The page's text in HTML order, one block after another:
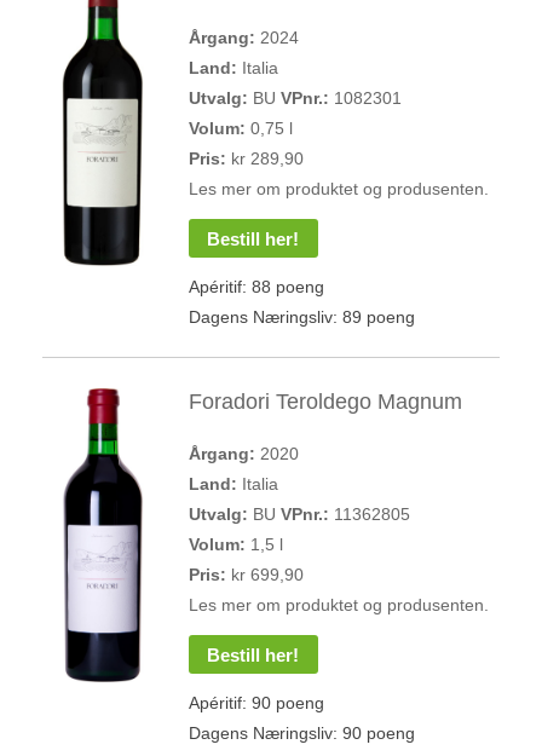
Årgang: 2024
Land: Italia
Utvalg: BU VPnr.: 1082301
Volum: 0,75 l
Pris: kr 289,90
Les mer om produktet og produsenten.
Bestill her!
Apéritif: 88 poeng
Dagens Næringsliv: 89 poeng
Foradori Teroldego Magnum
Årgang: 2020
Land: Italia
Utvalg: BU VPnr.: 11362805
Volum: 1,5 l
Pris: kr 699,90
Les mer om produktet og produsenten.
Bestill her!
Apéritif: 90 poeng
Dagens Næringsliv: 90 poeng